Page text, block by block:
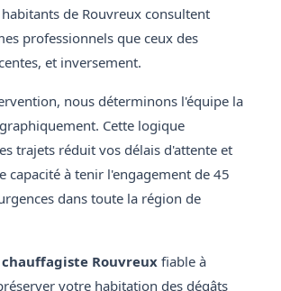
de Rouvreux consultent
professionnels que ceux des
et inversement.
nous déterminons l'équipe la
Cette logique
trajets réduit vos délais d'attente et
capacité à tenir l'engagement de 45
dans toute la région de
chauffagiste Rouvreux fiable à
votre habitation des dégâts